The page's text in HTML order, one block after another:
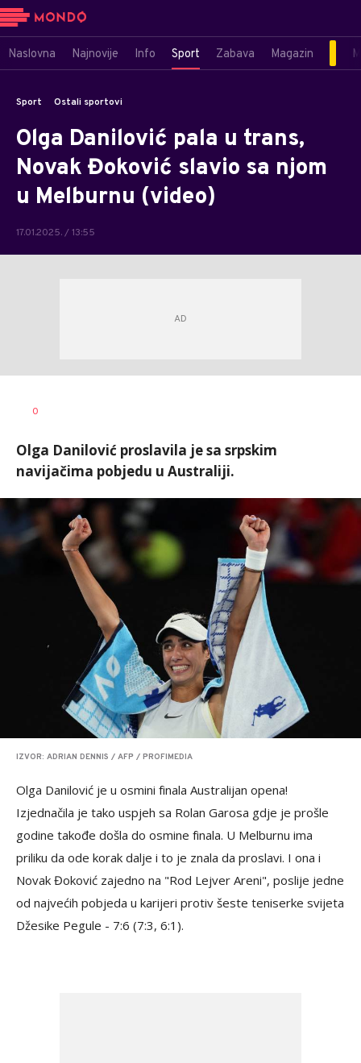
Naslovna Najnovije Info Sport Zabava Magazin
Sport Ostali sportovi
Olga Danilović pala u trans,
Novak Đoković slavio sa njom
u Melburnu (video)
17.01.2025. / 13:55
AUTOR
0
Olga Danilović proslavila je sa srpskim
navijačima pobjedu u Australiji.
IZVOR: ADRIAN DENNIS / AFP / PROFIMEDIA
Olga Danilović je u osmini finala Australijan opena!
Izjednačila je tako uspjeh sa Rolan Garosa gdje je prošle
godine takođe došla do osmine finala. U Melburnu ima
priliku da ode korak dalje i to je znala da proslavi. I ona i
Novak Đoković zajedno na "Rod Lejver Areni", poslije jedne
od najvećih pobjeda u karijeri protiv šeste teniserke svijeta
Džesike Pegule - 7:6 (7:3, 6:1).